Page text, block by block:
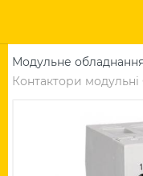
Модульне обладнання
Контактори модульні